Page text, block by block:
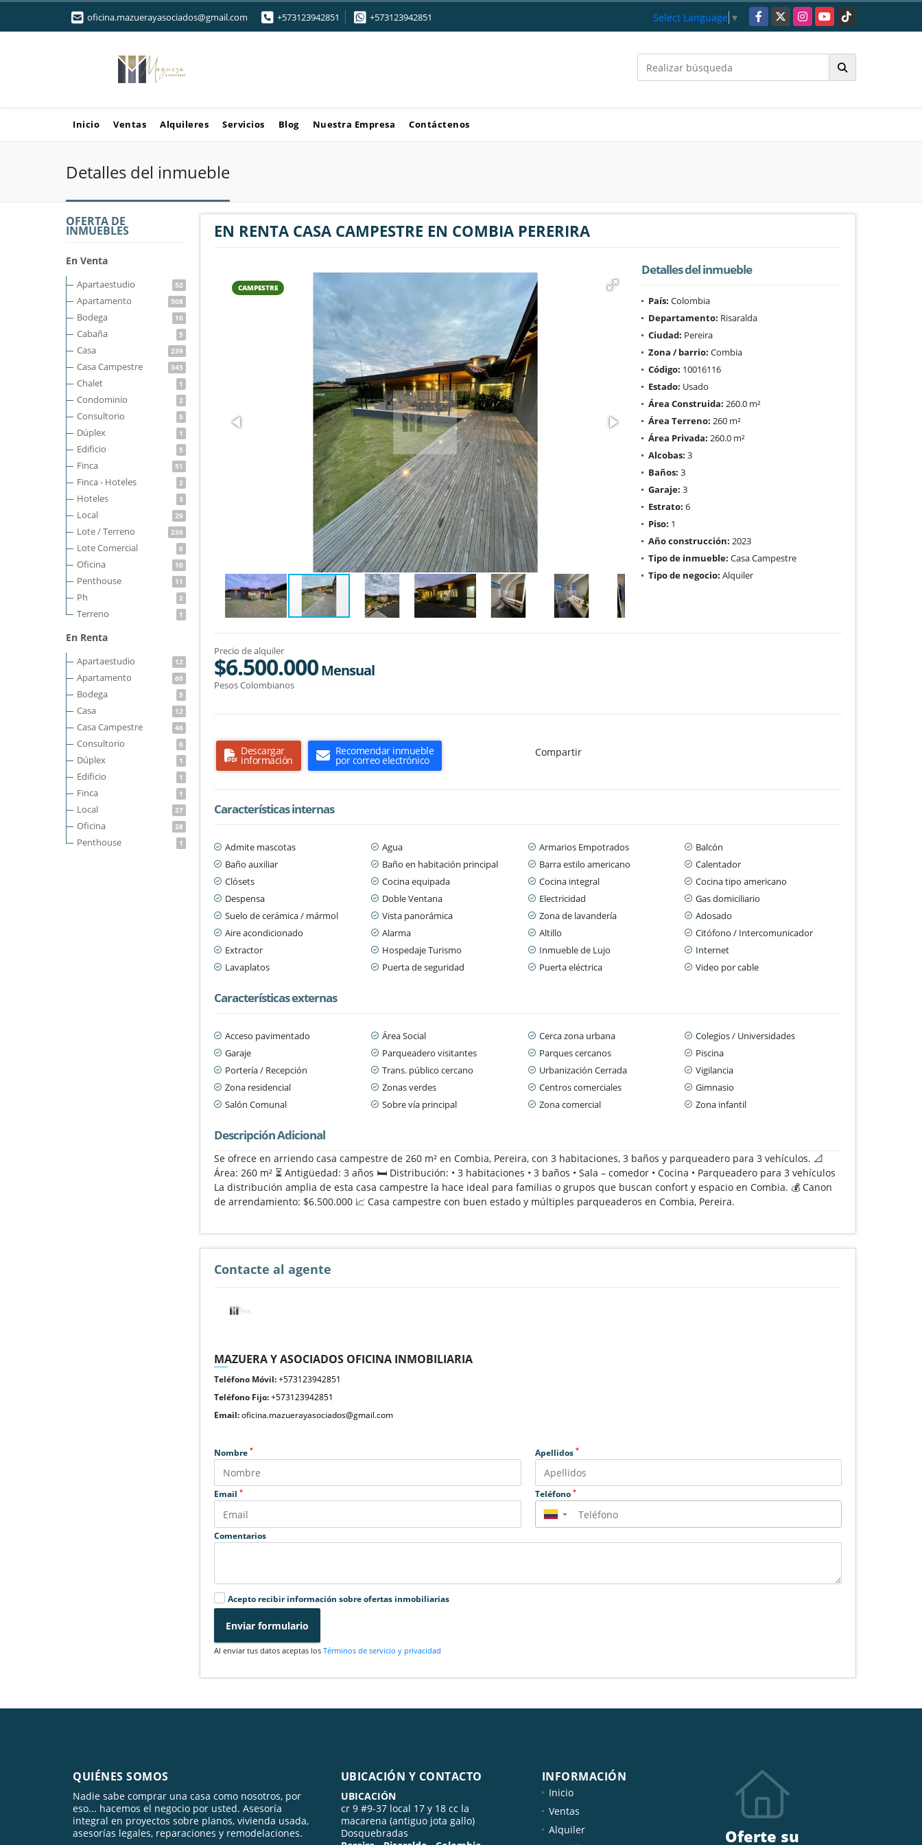
oficina.mazuerayasociados@gmail.com +573123942851 +573123942851 Select Language ▼ Facebook
X InstagramYouTubeTikTok
Inicio Ventas Alquileres Servicios Blog Nuestra Empresa Contáctenos
Detalles del inmueble
OFERTA DE
INMUEBLES
En Venta
Apartaestudio 52
Apartamento 508
Bodega 10
Cabaña 5
Casa 239
Casa Campestre 345
Chalet 1
Condominio 2
Consultorio 5
Dúplex 1
Edificio 5
Finca 51
Finca - Hoteles 2
Hoteles 3
Local 29
Lote / Terreno 236
Lote Comercial 6
Oficina 10
Penthouse 11
Ph 2
Terreno 1
En Renta
Apartaestudio 12
Apartamento 60
Bodega 5
Casa 12
Casa Campestre 46
Consultorio 6
Dúplex 1
Edificio 1
Finca 1
Local 27
Oficina 28
Penthouse 1
EN RENTA CASA CAMPESTRE EN COMBIA PERERIRA
CAMPESTRE
Detalles del inmueble
País: Colombia
Departamento: Risaralda
Ciudad: Pereira
Zona / barrio: Combia
Código: 10016116
Estado: Usado
Área Construida: 260.0 m²
Área Terreno: 260 m²
Área Privada: 260.0 m²
Alcobas: 3
Baños: 3
Garaje: 3
Estrato: 6
Piso: 1
Año construcción: 2023
Tipo de inmueble: Casa Campestre
Tipo de negocio: Alquiler
Precio de alquiler
$6.500.000Mensual
Pesos Colombianos
Descargar
información
Recomendar inmueble
por correo electrónico
Compartir
Características internas
Admite mascotas Agua Armarios Empotrados
Balcón
Baño auxiliar
Baño en habitación principal Barra estilo americano
Calentador
Clósets
Cocina equipada Cocina integral
Cocina tipo americano
Despensa
Doble Ventana Electricidad
Gas domiciliario
Suelo de cerámica / mármol
Vista panorámica Zona de lavandería
Adosado
Aire acondicionado
Alarma Altillo
Citófono / Intercomunicador
Extractor
Hospedaje Turismo Inmueble de Lujo
Internet
Lavaplatos
Puerta de seguridad Puerta eléctrica Video por cable
Características externas
Acceso pavimentado Área Social Cerca zona urbana
Colegios / Universidades
Garaje
Parqueadero visitantes Parques cercanos
Piscina
Portería / Recepción
Trans. público cercano Urbanización Cerrada
Vigilancia
Zona residencial
Zonas verdes Centros comerciales
Gimnasio
Salón Comunal
Sobre vía principal Zona comercial Zona infantil
Descripción Adicional
Se ofrece en arriendo casa campestre de 260 m² en Combia, Pereira, con 3 habitaciones, 3 baños y parqueadero para 3 vehículos. 📐
Área: 260 m² ⏳ Antigüedad: 3 años 🛏️ Distribución: • 3 habitaciones • 3 baños • Sala – comedor • Cocina • Parqueadero para 3 vehículos
La distribución amplia de esta casa campestre la hace ideal para familias o grupos que buscan confort y espacio en Combia. 💰 Canon
de arrendamiento: $6.500.000 📈 Casa campestre con buen estado y múltiples parqueaderos en Combia, Pereira.
Contacte al agente
MAZUERA Y ASOCIADOS OFICINA INMOBILIARIA
Teléfono Móvil:+573123942851
Teléfono Fijo:+573123942851
Email:oficina.mazuerayasociados@gmail.com
Nombre* Apellidos *
Email* Teléfono *
▼
Comentarios
Acepto recibir información sobre ofertas inmobiliarias
Enviar formulario
Al enviar tus datos aceptas losTérminos de servicio y privacidad
QUIÉNES SOMOS
Nadie sabe comprar una casa como nosotros, por
eso... hacemos el negocio por usted. Asesoría
integral en proyectos sobre planos, vivienda usada,
asesorías legales, reparaciones y remodelaciones.
UBICACIÓN Y CONTACTO
UBICACIÓN
cr 9 #9-37 local 17 y 18 cc la
macarena (antiguo jota gallo)
Dosquebradas
INFORMACIÓN
Inicio
Ventas
Alquiler
Oferte su